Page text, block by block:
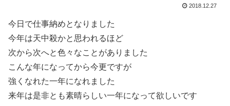
2018.12.27
今日で仕事納めとなりました
今年は天中殺かと思われるほど
次から次へと色々なことがありました
こんな年になってから今更ですが
強くなれた一年になれました
来年は是非とも素晴らしい一年になって欲しいです